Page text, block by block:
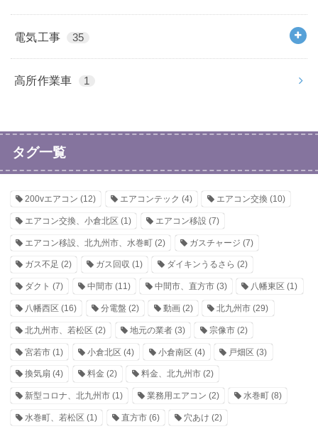
電気工事 35
高所作業車 1
タグ一覧
200vエアコン (12) エアコンテック (4) エアコン交換 (10)
エアコン交換、小倉北区 (1) エアコン移設 (7)
エアコン移設、北九州市、水巻町 (2) ガスチャージ (7)
ガス不足 (2) ガス回収 (1) ダイキンうるさら (2)
ダクト (7) 中間市(11) 中間市、直方市(3) 八幡東区 (1)
八幡西区 (16) 分電盤 (2) 動画(2) 北九州市 (29)
北九州市、若松区 (2) 地元の業者(3) 宗像市(2)
宮若市 (1) 小倉北区 (4) 小倉南区 (4) 戸畑区 (3)
換気扇 (4) 料金 (2) 料金、北九州市(2)
新型コロナ、北九州市 (1) 業務用エアコン (2) 水巻町(8)
水巻町、若松区 (1) 直方市(6) 穴あけ (2)